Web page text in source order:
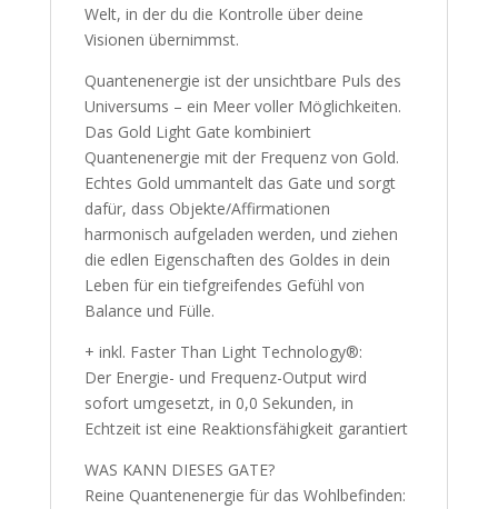
Welt, in der du die Kontrolle über deine
Visionen übernimmst.
Quantenenergie ist der unsichtbare Puls des
Universums – ein Meer voller Möglichkeiten.
Das Gold Light Gate kombiniert
Quantenenergie mit der Frequenz von Gold.
Echtes Gold ummantelt das Gate und sorgt
dafür, dass Objekte/Affirmationen
harmonisch aufgeladen werden, und ziehen
die edlen Eigenschaften des Goldes in dein
Leben für ein tiefgreifendes Gefühl von
Balance und Fülle.
+ inkl. Faster Than Light Technology®:
Der Energie- und Frequenz-Output wird
sofort umgesetzt, in 0,0 Sekunden, in
Echtzeit ist eine Reaktionsfähigkeit garantiert
WAS KANN DIESES GATE?
Reine Quantenenergie für das Wohlbefinden: